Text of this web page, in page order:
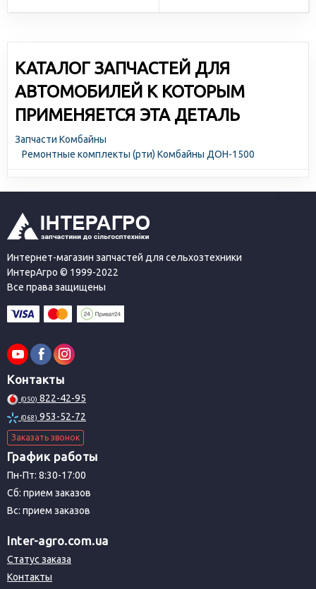
КАТАЛОГ ЗАПЧАСТЕЙ ДЛЯ
АВТОМОБИЛЕЙ К КОТОРЫМ
ПРИМЕНЯЕТСЯ ЭТА ДЕТАЛЬ
Запчасти Комбайны
Ремонтные комплекты (рти) Комбайны ДОН-1500
Интернет-магазин запчастей для сельхозтехники
ИнтерАгро © 1999-2022
Все права защищены
Контакты
(050) 822-42-95
(068) 953-52-72
Заказать звонок
График работы
Пн-Пт: 8:30-17:00
Сб: прием заказов
Вс: прием заказов
Inter-agro.com.ua
Статус заказа
Контакты